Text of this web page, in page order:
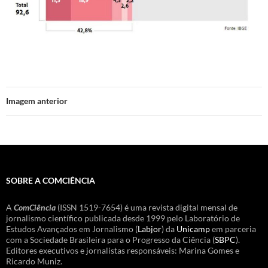
Imagem anterior
SOBRE A COMCIÊNCIA
A ComCiência (ISSN 1519-7654) é uma revista digital mensal de
jornalismo científico publicada desde 1999 pelo Laboratório de
Estudos Avançados em Jornalismo (Labjor) da Unicampem parceria
com a Sociedade Brasileira para o Progresso da Ciência (SBPC).
Editores executivos e jornalistas responsáveis: Marina Gomes e
Ricardo Muniz.